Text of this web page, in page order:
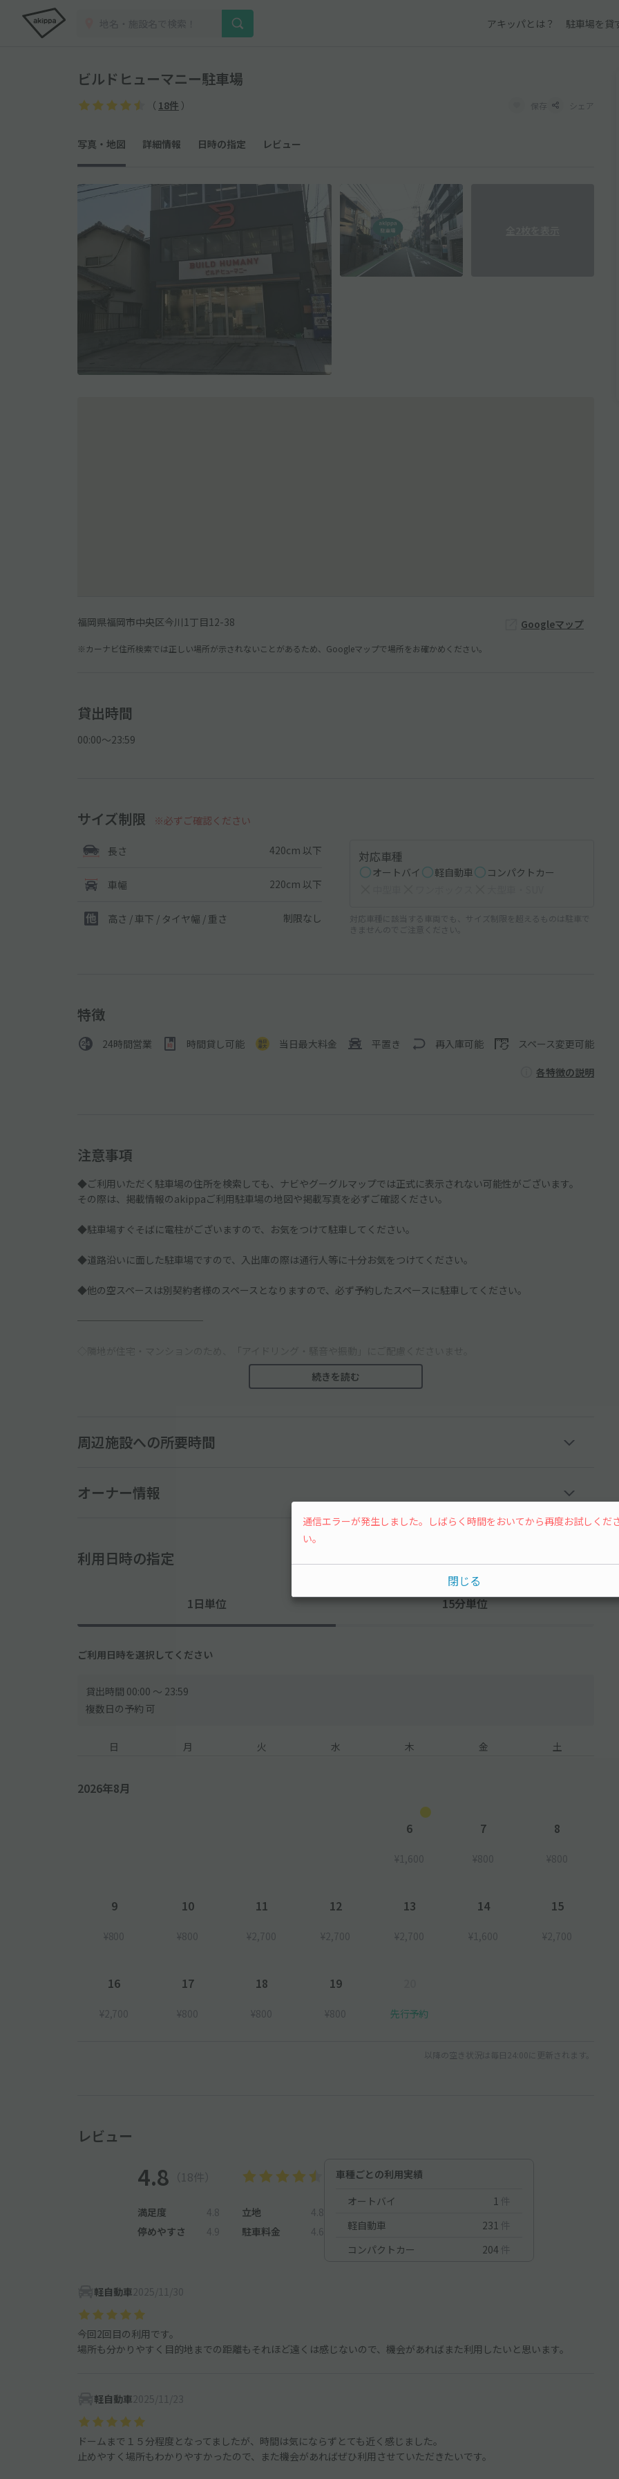
アキッパとは？ 駐車場を貸
ビルドヒューマニー駐車場
（ 18件 ） 保存 シェア
写真・地図 詳細情報 日時の指定 レビュー
福岡県福岡市中央区今川1丁目12-38 Googleマップ
※カーナビ住所検索では正しい場所が示されないことがあるため、Googleマップで場所をお確かめください。
貸出時間
00:00〜23:59
サイズ制限 ※必ずご確認ください
長さ 420cm 以下
車幅 220cm 以下
高さ / 車下 / タイヤ幅 / 重さ 制限なし
対応車種
オートバイ 軽自動車
コンパクトカー
対応車種に該当する車両でも、サイズ制限を超えるものは駐車で
きませんのでご注意ください。
特徴
24時間営業 時間貸し可能 当日最大料金 平置き 再入庫可能 スペース変更可能
各特徴の説明
注意事項
◆ご利用いただく駐車場の住所を検索しても、ナビやグーグルマップでは正式に表示されない可能性がございます。
その際は、掲載情報のakippaご利用駐車場の地図や掲載写真を必ずご確認ください。
◆駐車場すぐそばに電柱がございますので、お気をつけて駐車してください。
◆道路沿いに面した駐車場ですので、入出庫の際は通行人等に十分お気をつけてください。
◆他の空スペースは別契約者様のスペースとなりますので、必ず予約したスペースに駐車してください。
─────────────
◇隣地が住宅・マンションのため、「アイドリング・騒音や振動」にご配慮くださいませ。
◇予約された方ご本人・記入した車種、ナンバーでお越しください。
続きを読む
周辺施設への所要時間
オーナー情報
利用日時の指定
1日単位 15分単位
ご利用日時を選択してください
貸出時間 00:00 〜 23:59
複数日の予約 可
日 月 火 水 木 金 土
2026年8月
6
¥1,600
7
¥800
8
¥800
9
¥800
10
¥800
11
¥2,700
12
¥2,700
13
¥2,700
14
¥1,600
15
¥2,700
16
¥2,700
17
¥800
18
¥800
19
¥800 先行予約
以降の空き状況は毎日24:00に更新されます。
レビュー
4.8 （18件）
満足度 4.8 立地
4.8
停めやすさ
4.9 駐車料金 4.6
車種ごとの利用実績
オートバイ
1 件
軽自動車
231 件
コンパクトカー
204 件
軽自動車2025/11/30
今回2回目の利用です。
場所も分かりやすく目的地までの距離もそれほど遠くは感じないので、機会があればまた利用したいと思います。
軽自動車2025/11/23
ドームまで１５分程度となってましたが、時間は気にならずとても近く感じました。
止めやすく場所もわかりやすかったので、また機会があればぜひ利用させていただきたいです。
通信エラーが発生しました。しばらく時間をおいてから再度お試しくだ
い。
閉じる